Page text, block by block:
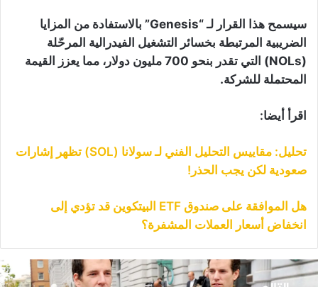
سيسمح هذا القرار لـ “Genesis” بالاستفادة من المزايا
الضريبية المرتبطة بخسائر التشغيل الفيدرالية المرحّلة
(NOLs) التي تقدر بنحو 700 مليون دولار، مما يعزز القيمة
المحتملة للشركة.
اقرأ أيضا:
تحليل: مقاييس التحليل الفني لـ سولانا (SOL) تظهر إشارات
صعودية لكن يجب الحذر!
هل الموافقة على صندوق ETF البيتكوين قد تؤدي إلى
انخفاض أسعار العملات المشفرة؟
شركة
“Gemini”